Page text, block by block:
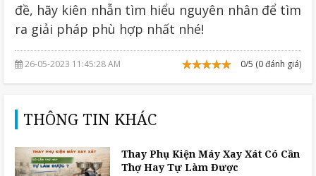
đề, hãy kiên nhẫn tìm hiểu nguyên nhân để tìm
ra giải pháp phù hợp nhất nhé!
26-05-2023 11:45:28 AM 0/5 (0 đánh giá)
THÔNG TIN KHÁC
Thay Phụ Kiện Máy Xay Xát Có Cần
Thợ Hay Tự Làm Được